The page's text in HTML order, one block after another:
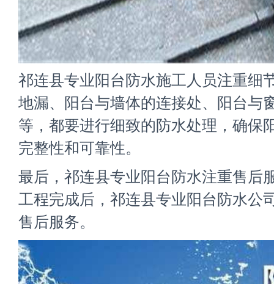
祁连县专业阳台防水施工人员注重细
地漏、阳台与墙体的连接处、阳台与
等，都要进行细致的防水处理，确保
完整性和可靠性。
最后，祁连县专业阳台防水注重售后
工程完成后，祁连县专业阳台防水公
售后服务。